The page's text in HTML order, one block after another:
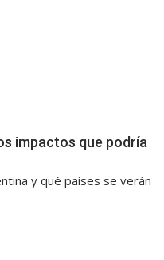
impactos que podría
y qué países se verán